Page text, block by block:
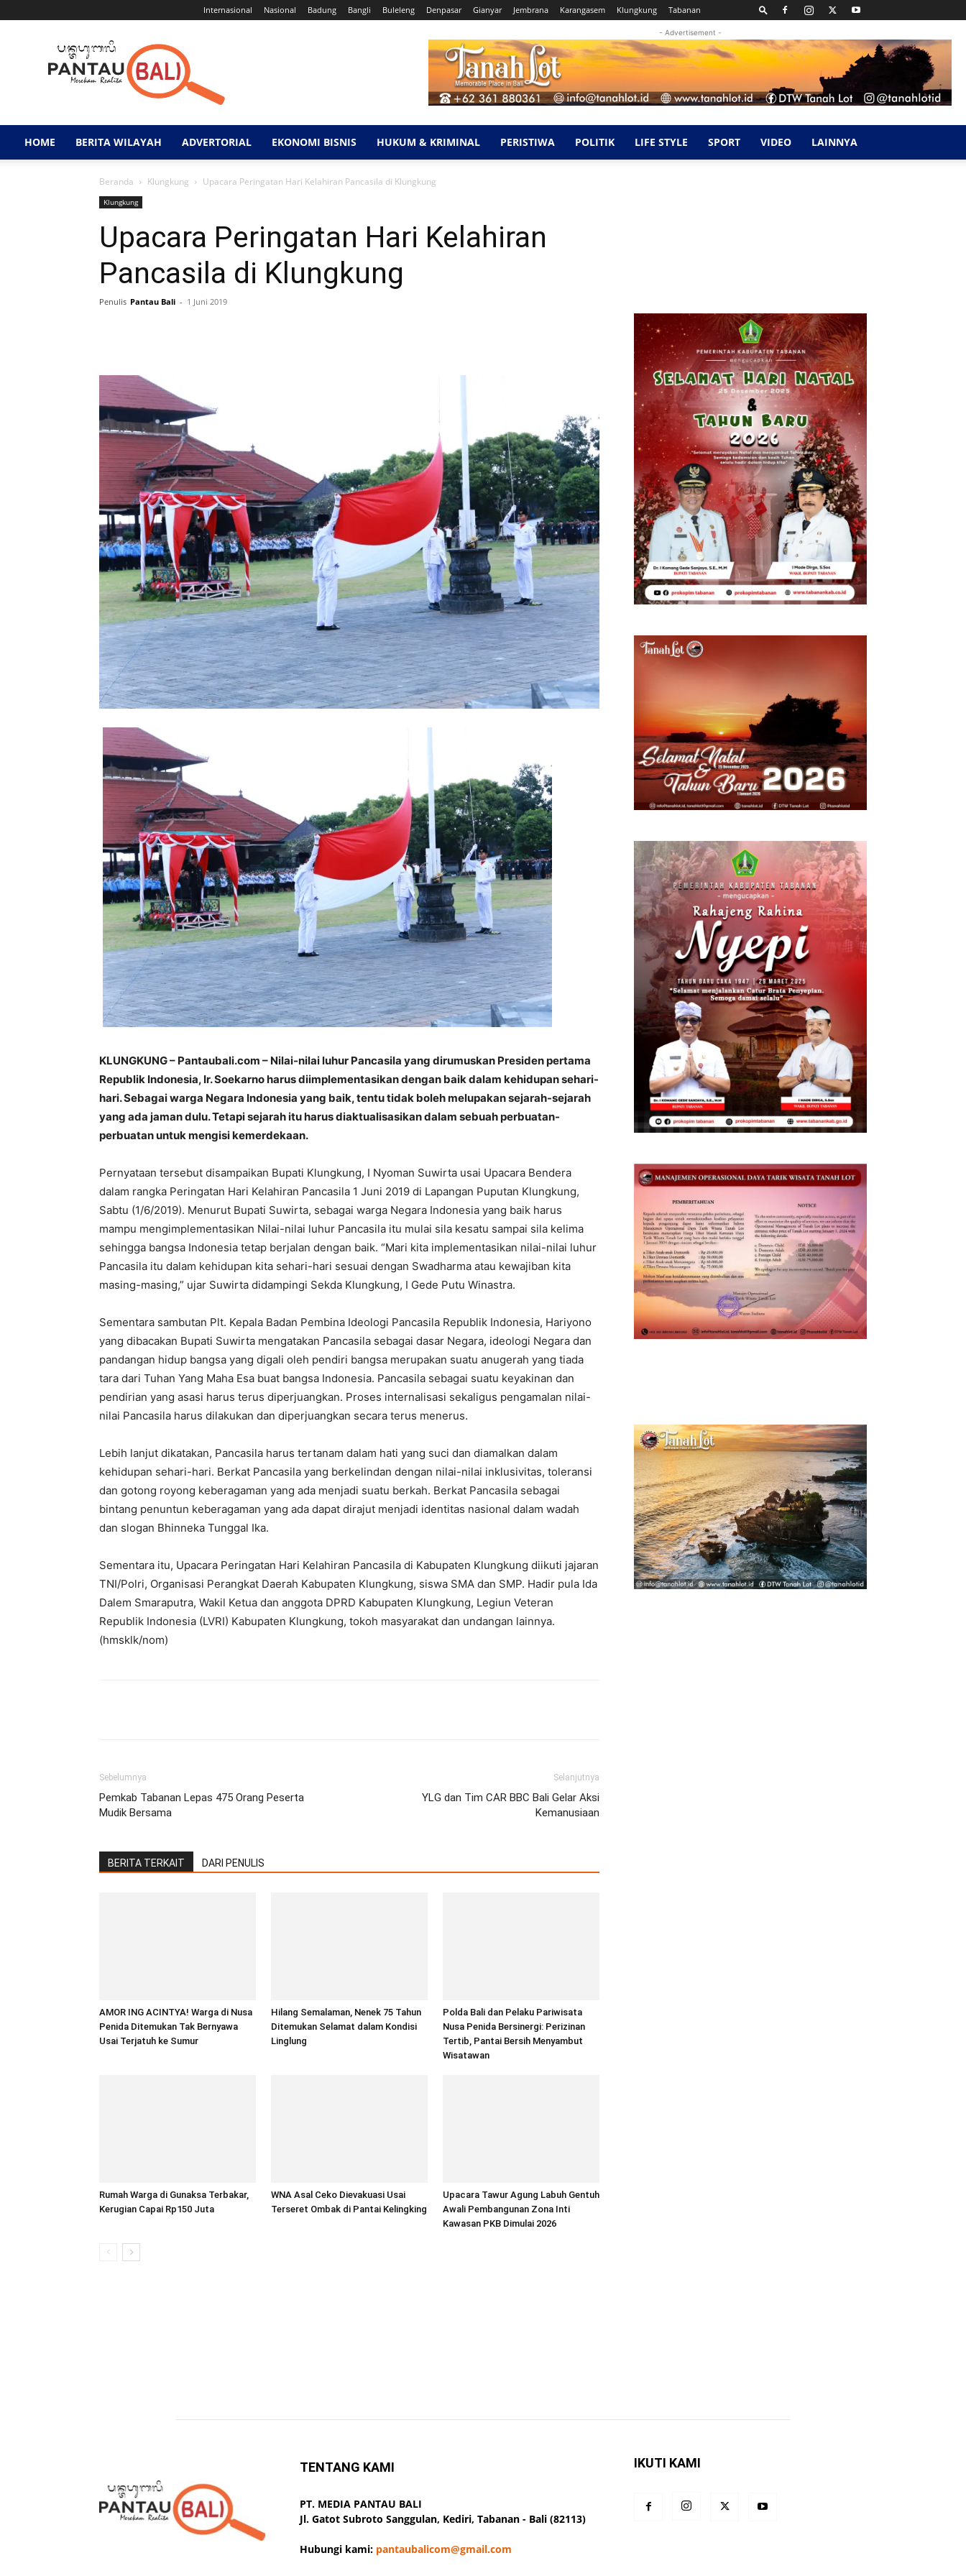
Internasional Nasional Badung Bangli Buleleng Denpasar Gianyar Jembrana Karangasem Klungkung Tabanan
Pantau
Bali
- Advertisement -
HOME BERITA WILAYAH ADVERTORIAL EKONOMI BISNIS HUKUM & KRIMINAL PERISTIWA POLITIK LIFE STYLE SPORT VIDEO LAINNYA
Beranda Klungkung Upacara Peringatan Hari Kelahiran Pancasila di Klungkung
Klungkung
Upacara Peringatan Hari Kelahiran
Pancasila di Klungkung
Penulis Pantau Bali - 1 Juni 2019
KLUNGKUNG – Pantaubali.com – Nilai-nilai luhur Pancasila yang dirumuskan Presiden pertama
Republik Indonesia, Ir. Soekarno harus diimplementasikan dengan baik dalam kehidupan sehari-
hari. Sebagai warga Negara Indonesia yang baik, tentu tidak boleh melupakan sejarah-sejarah
yang ada jaman dulu. Tetapi sejarah itu harus diaktualisasikan dalam sebuah perbuatan-
perbuatan untuk mengisi kemerdekaan.
Pernyataan tersebut disampaikan Bupati Klungkung, I Nyoman Suwirta usai Upacara Bendera
dalam rangka Peringatan Hari Kelahiran Pancasila 1 Juni 2019 di Lapangan Puputan Klungkung,
Sabtu (1/6/2019). Menurut Bupati Suwirta, sebagai warga Negara Indonesia yang baik harus
mampu mengimplementasikan Nilai-nilai luhur Pancasila itu mulai sila kesatu sampai sila kelima
sehingga bangsa Indonesia tetap berjalan dengan baik. “Mari kita implementasikan nilai-nilai luhur
Pancasila itu dalam kehidupan kita sehari-hari sesuai dengan Swadharma atau kewajiban kita
masing-masing,” ujar Suwirta didampingi Sekda Klungkung, I Gede Putu Winastra.
Sementara sambutan Plt. Kepala Badan Pembina Ideologi Pancasila Republik Indonesia, Hariyono
yang dibacakan Bupati Suwirta mengatakan Pancasila sebagai dasar Negara, ideologi Negara dan
pandangan hidup bangsa yang digali oleh pendiri bangsa merupakan suatu anugerah yang tiada
tara dari Tuhan Yang Maha Esa buat bangsa Indonesia. Pancasila sebagai suatu keyakinan dan
pendirian yang asasi harus terus diperjuangkan. Proses internalisasi sekaligus pengamalan nilai-
nilai Pancasila harus dilakukan dan diperjuangkan secara terus menerus.
Lebih lanjut dikatakan, Pancasila harus tertanam dalam hati yang suci dan diamalkan dalam
kehidupan sehari-hari. Berkat Pancasila yang berkelindan dengan nilai-nilai inklusivitas, toleransi
dan gotong royong keberagaman yang ada menjadi suatu berkah. Berkat Pancasila sebagai
bintang penuntun keberagaman yang ada dapat dirajut menjadi identitas nasional dalam wadah
dan slogan Bhinneka Tunggal Ika.
Sementara itu, Upacara Peringatan Hari Kelahiran Pancasila di Kabupaten Klungkung diikuti jajaran
TNI/Polri, Organisasi Perangkat Daerah Kabupaten Klungkung, siswa SMA dan SMP. Hadir pula Ida
Dalem Smaraputra, Wakil Ketua dan anggota DPRD Kabupaten Klungkung, Legiun Veteran
Republik Indonesia (LVRI) Kabupaten Klungkung, tokoh masyarakat dan undangan lainnya.
(hmsklk/nom)
Sebelumnya
Pemkab Tabanan Lepas 475 Orang Peserta
Mudik Bersama
Selanjutnya
YLG dan Tim CAR BBC Bali Gelar Aksi
Kemanusiaan
BERITA TERKAIT DARI PENULIS
AMOR ING ACINTYA! Warga di Nusa
Penida Ditemukan Tak Bernyawa
Usai Terjatuh ke Sumur
Hilang Semalaman, Nenek 75 Tahun
Ditemukan Selamat dalam Kondisi
Linglung
Polda Bali dan Pelaku Pariwisata
Nusa Penida Bersinergi: Perizinan
Tertib, Pantai Bersih Menyambut
Wisatawan
Rumah Warga di Gunaksa Terbakar,
Kerugian Capai Rp150 Juta
WNA Asal Ceko Dievakuasi Usai
Terseret Ombak di Pantai Kelingking
Upacara Tawur Agung Labuh Gentuh
Awali Pembangunan Zona Inti
Kawasan PKB Dimulai 2026
TENTANG KAMI
PT. MEDIA PANTAU BALI
Jl. Gatot Subroto Sanggulan, Kediri, Tabanan - Bali (82113)
Hubungi kami: pantaubalicom@gmail.com
IKUTI KAMI